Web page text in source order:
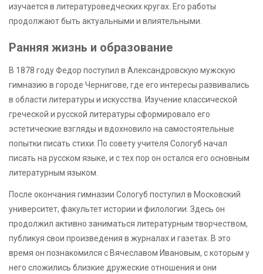
изучается в литературоведческих кругах. Его работы
продолжают быть актуальными и влиятельными.
Ранняя жизнь и образование
В 1878 году Федор поступил в Александровскую мужскую
гимназию в городе Чернигове, где его интересы развивались
в области литературы и искусства. Изучение классической
греческой и русской литературы сформировало его
эстетические взгляды и вдохновило на самостоятельные
попытки писать стихи. По совету учителя Сологуб начал
писать на русском языке, и с тех пор он остался его основным
литературным языком.
После окончания гимназии Сологуб поступил в Московский
университет, факультет истории и филологии. Здесь он
продолжил активно заниматься литературным творчеством,
публикуя свои произведения в журналах и газетах. В это
время он познакомился с Вячеславом Ивановым, с которым у
него сложились близкие дружеские отношения и они